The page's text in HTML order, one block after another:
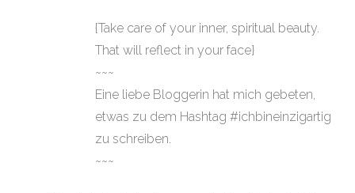
{Take care of your inner, spiritual beauty.
That will reflect in your face}
~~~
Eine liebe Bloggerin hat mich gebeten,
etwas zu dem Hashtag #ichbineinzigartig
zu schreiben.
~~~